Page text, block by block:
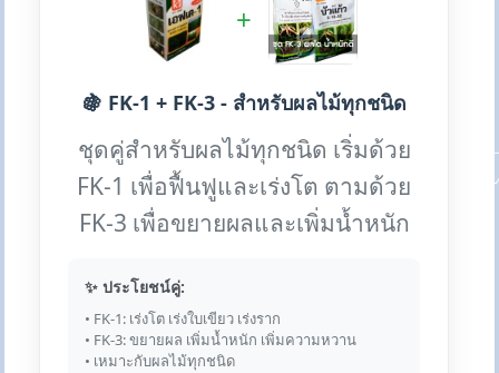
+
🍇 FK-1 + FK-3 - สำหรับผลไม้ทุกชนิด
ชุดคู่สำหรับผลไม้ทุกชนิด เริ่มด้วย
FK-1 เพื่อฟื้นฟูและเร่งโต ตามด้วย
FK-3 เพื่อขยายผลและเพิ่มน้ำหนัก
✨ ประโยชน์คู่:
• FK-1: เร่งโต เร่งใบเขียว เร่งราก
• FK-3: ขยายผล เพิ่มน้ำหนัก เพิ่มความหวาน
• เหมาะกับผลไม้ทุกชนิด